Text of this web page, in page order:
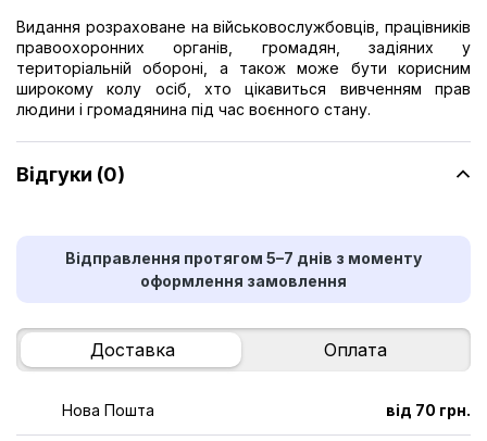
Видання розраховане на військовослужбовців, працівників
правоохоронних органів, громадян, задіяних у
територіальній обороні, а також може бути корисним
широкому колу осіб, хто цікавиться вивченням прав
людини і громадянина під час воєнного стану.
Відгуки (0)
Відправлення протягом 5–7 днів з моменту
оформлення замовлення
Доставка Оплата
Нова Пошта від 70 грн.